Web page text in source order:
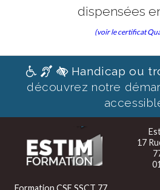
dispensées
(voir le certificat
Handicap ou
découvrez notre
17